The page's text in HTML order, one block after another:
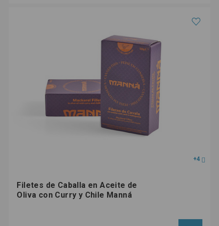
+4
Filetes de Caballa en Aceite de
Oliva con Curry y Chile Manná